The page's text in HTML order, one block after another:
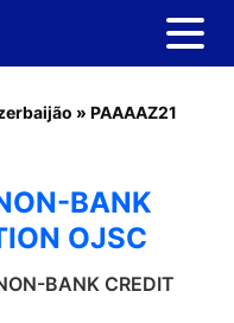
» PAAAAZ21
BANK
OJSC
BANK CREDIT